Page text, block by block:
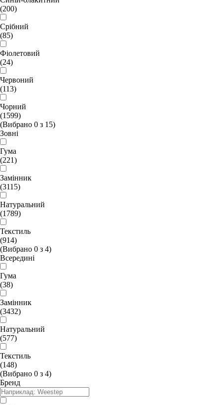
(200)
Срібний
(85)
Фіолетовий
(24)
Червоний
(113)
Чорний
(1599)
(Вибрано 0 з 15)
Зовні
Гума
(221)
Замінник
(3115)
Натуральний
(1789)
Текстиль
(914)
(Вибрано 0 з 4)
Всередині
Гума
(38)
Замінник
(3432)
Натуральний
(577)
Текстиль
(148)
(Вибрано 0 з 4)
Бренд